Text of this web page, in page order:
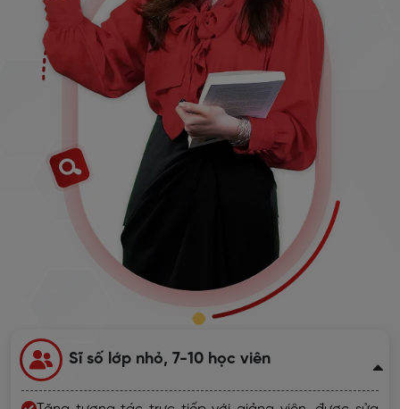
Sĩ số lớp nhỏ, 7-10 học viên